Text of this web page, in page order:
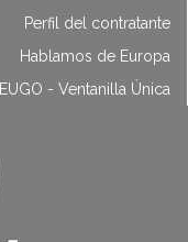
Perfil del contratante
Hablamos de Europa
EUGO - Ventanilla Única